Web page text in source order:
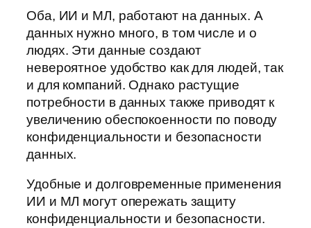
Оба, ИИ и МЛ, работают на данных. А
данных нужно много, в том числе и о
людях. Эти данные создают
невероятное удобство как для людей, так
и для компаний. Однако растущие
потребности в данных также приводят к
увеличению обеспокоенности по поводу
конфиденциальности и безопасности
данных.
Удобные и долговременные применения
ИИ и МЛ могут опережать защиту
конфиденциальности и безопасности.